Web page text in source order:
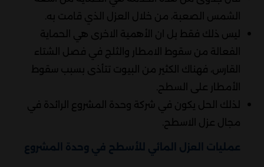
الشمس الصعبة، من خلال العزل الذي قامت به.
ليس ذلك فقط بل ان الأهمية الاخرى هي الحماية
الفعالة من سقوط الامطار والثلج في فصل الشتاء
القارس، فهناك الكثير من البيوت تتأذى بسبب سقوط
الأمطار على السطح.
لذلك الحل يكون في شركة وحدة المشروع الرائدة في
مجال عزل الاسطح.
عمليات العزل المائي للأسطح في وحدة المشروع